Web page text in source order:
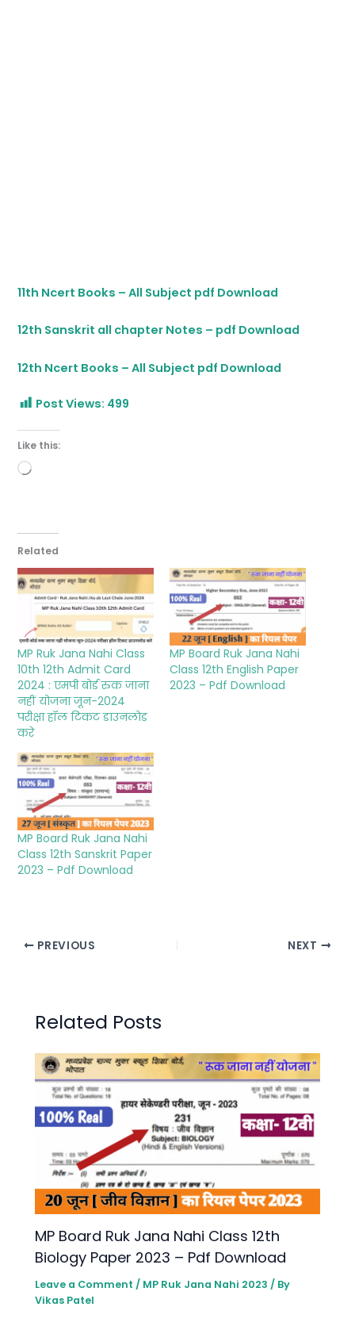
11th Ncert Books – All Subject pdf Download
12th Sanskrit all chapter Notes – pdf Download
12th Ncert Books – All Subject pdf Download
Post Views: 499
Like this:
Loading…
Related
MP Ruk Jana Nahi Class
10th 12th Admit Card
2024 : एमपी बोर्ड रुक जाना
नहीं योजना जून-2024
परीक्षा हॉल टिकट डाउनलोड
करे
MP Board Ruk Jana Nahi
Class 12th English Paper
2023 – Pdf Download
MP Board Ruk Jana Nahi
Class 12th Sanskrit Paper
2023 – Pdf Download
PREVIOUS NEXT
Related Posts
MP Board Ruk Jana Nahi Class 12th
Biology Paper 2023 – Pdf Download
Leave a Comment / MP Ruk Jana Nahi 2023 / By
Vikas Patel